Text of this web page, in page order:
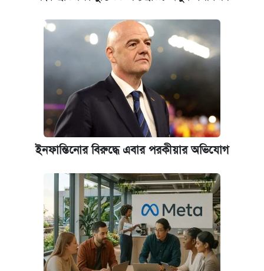
ইনফান্তিনোর বিরুদ্ধে এবার পরকীয়ার অভিযোগ